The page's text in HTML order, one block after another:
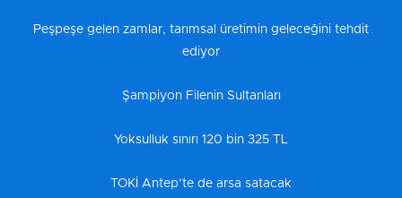
Peşpeşe gelen zamlar, tarımsal üretimin geleceğini tehdit
ediyor
Şampiyon Filenin Sultanları
Yoksulluk sınırı 120 bin 325 TL
TOKİ Antep’te de arsa satacak